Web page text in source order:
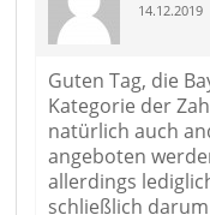
14.12.2019
Guten Tag, die
Kategorie der
natürlich auch
angeboten
allerdings
schließlich